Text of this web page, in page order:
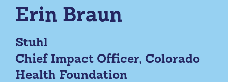
Erin Braun
Stuhl
Chief Impact Officer, Colorado
Health Foundation